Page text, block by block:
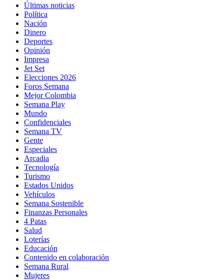
Últimas noticias
Política
Nación
Dinero
Deportes
Opinión
Impresa
Jet Set
Elecciones 2026
Foros Semana
Mejor Colombia
Semana Play
Mundo
Confidenciales
Semana TV
Gente
Especiales
Arcadia
Tecnología
Turismo
Estados Unidos
Vehículos
Semana Sostenible
Finanzas Personales
4 Patas
Salud
Loterías
Educación
Contenido en colaboración
Semana Rural
Mujeres